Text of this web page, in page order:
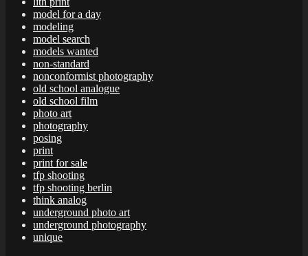
model for a day
modeling
model search
models wanted
non-standard
nonconformist photography
old school analogue
old school film
photo art
photography
posing
print
print for sale
tfp shooting
tfp shooting berlin
think analog
underground photo art
underground photography
unique